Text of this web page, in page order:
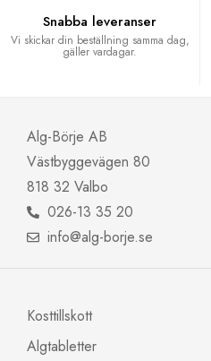
Snabba leveranser
Vi skickar din beställning samma dag,
gäller vardagar.
Alg-Börje AB
Västbyggevägen 80
818 32 Valbo
026-13 35 20
info@alg-borje.se
Kosttillskott
Algtabletter